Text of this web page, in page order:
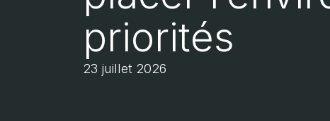
priorités
23 juillet 2026